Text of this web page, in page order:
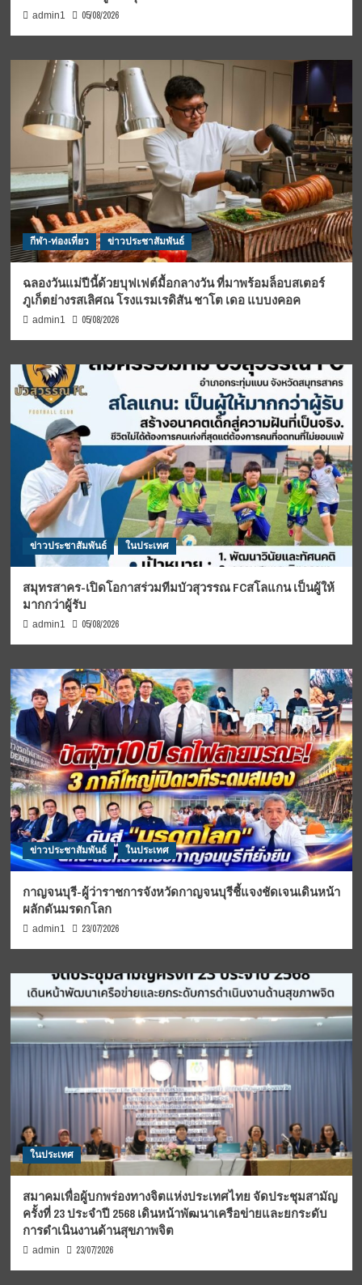
admin1 05/08/2026
กีฬา-ท่องเที่ยว ข่าวประชาสัมพันธ์
ฉลองวันแม่ปีนี้ด้วยบุฟเฟต์มื้อกลางวัน ที่มาพร้อมล็อบสเตอร์
ภูเก็ตย่างรสเลิศณ โรงแรมเรดิสัน ชาโต เดอ แบบงคอค
admin1 05/08/2026
ข่าวประชาสัมพันธ์ ในประเทศ
สมุทรสาคร-เปิดโอกาสร่วมทีมบัวสุวรรณ FCสโลแกน เป็นผู้ให้
มากกว่าผู้รับ
admin1 05/08/2026
ข่าวประชาสัมพันธ์ ในประเทศ
กาญจนบุรี-ผู้ว่าราชการจังหวัดกาญจนบุรีชี้แจงชัดเจนเดินหน้า
ผลักดันมรดกโลก
admin1 23/07/2026
ในประเทศ
สมาคมเพื่อผู้บกพร่องทางจิตแห่งประเทศไทย จัดประชุมสามัญ
ครั้งที่ 23 ประจำปี 2568 เดินหน้าพัฒนาเครือข่ายและยกระดับ
การดำเนินงานด้านสุขภาพจิต
admin 23/07/2026